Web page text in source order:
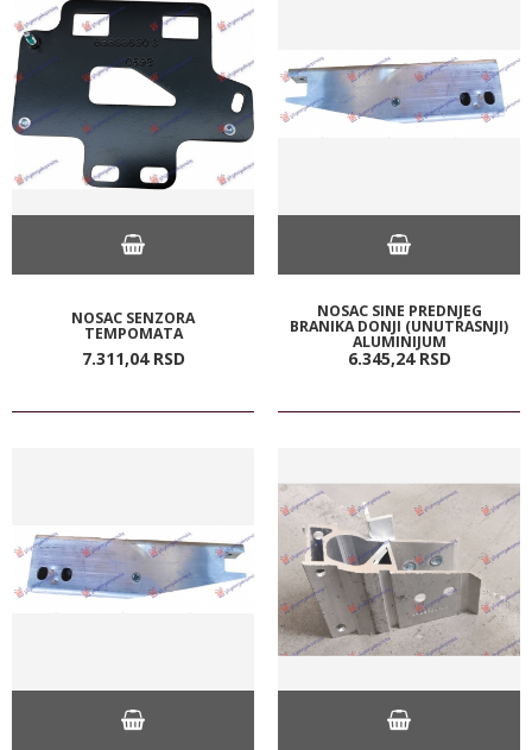
NOSAC SENZORA
TEMPOMATA
7.311,04 RSD
NOSAC SINE PREDNJEG
BRANIKA DONJI (UNUTRASNJI)
ALUMINIJUM
6.345,24 RSD